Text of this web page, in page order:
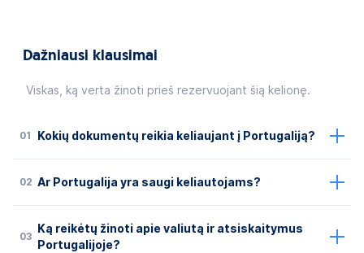
Dažniausi klausimai
Viskas, ką verta žinoti prieš rezervuojant šią kelionę.
01 Kokių dokumentų reikia keliaujant į Portugaliją?
02 Ar Portugalija yra saugi keliautojams?
03
Ką reikėtų žinoti apie valiutą ir atsiskaitymus
Portugalijoje?